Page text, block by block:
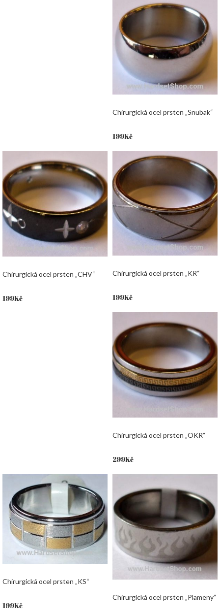
Chirurgická ocel prsten „Snubak“
199Kč
Chirurgická ocel prsten „CHV“
199Kč
Chirurgická ocel prsten „KR“
199Kč
Chirurgická ocel prsten „OKR“
299Kč
Chirurgická ocel prsten „KS“
199Kč
Chirurgická ocel prsten „Plameny“